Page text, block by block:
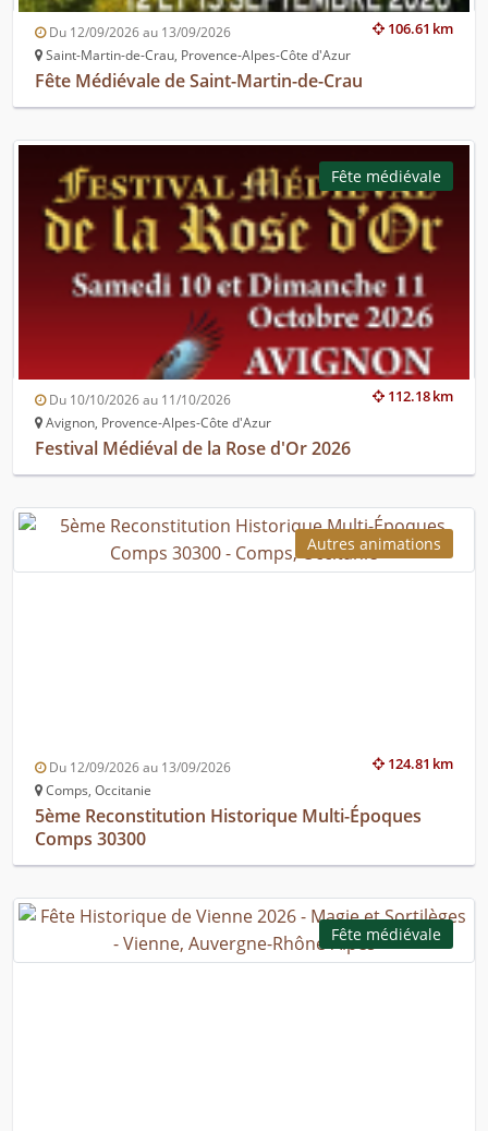
106.61 km
Du 12/09/2026 au 13/09/2026
Saint-Martin-de-Crau, Provence-Alpes-Côte d'Azur
Fête Médiévale de Saint-Martin-de-Crau
Fête médiévale
112.18 km
Du 10/10/2026 au 11/10/2026
Avignon, Provence-Alpes-Côte d'Azur
Festival Médiéval de la Rose d'Or 2026
Autres animations
124.81 km
Du 12/09/2026 au 13/09/2026
Comps, Occitanie
5ème Reconstitution Historique Multi-Époques
Comps 30300
Fête médiévale